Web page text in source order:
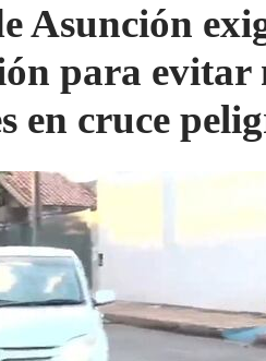
Asunción
para evitar
en cruce